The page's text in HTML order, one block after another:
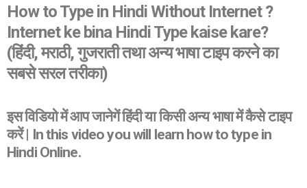
How to Type in Hindi Without Internet ?
Internet ke bina Hindi Type kaise kare?
(हिंदी, मराठी, गुजराती तथा अन्य भाषा टाइप करने का
सबसे सरल तरीका)
इस विडियो में आप जानेगें हिंदी या किसी अन्य भाषा में कैसे टाइप
करें | In this video you will learn how to type in
Hindi Online.